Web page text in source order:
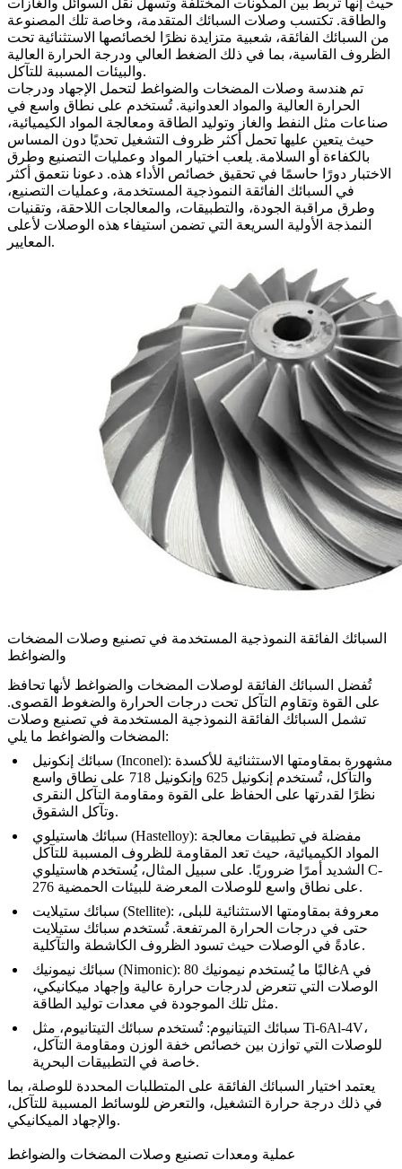
والطاقة. تكتسب وصلات السبائك المتقدمة، وخاصة تلك المصنوعة
من السبائك الفائقة، شعبية متزايدة نظرًا لخصائصها الاستثنائية تحت
الظروف القاسية، بما في ذلك الضغط العالي ودرجة الحرارة العالية
والبيئات المسببة للتآكل.
تم هندسة وصلات المضخات والضواغط لتحمل الإجهاد ودرجات
الحرارة العالية والمواد العدوانية. تُستخدم على نطاق واسع في
صناعات مثل النفط والغاز وتوليد الطاقة ومعالجة المواد الكيميائية،
حيث يتعين عليها تحمل أكثر ظروف التشغيل تحديًا دون المساس
بالكفاءة أو السلامة. يلعب اختيار المواد وعمليات التصنيع وطرق
الاختبار دورًا حاسمًا في تحقيق خصائص الأداء هذه. دعونا نتعمق أكثر
في السبائك الفائقة النموذجية المستخدمة، وعمليات التصنيع،
وطرق مراقبة الجودة، والتطبيقات، والمعالجات اللاحقة، وتقنيات
النمذجة الأولية السريعة التي تضمن استيفاء هذه الوصلات لأعلى
المعايير.
السبائك الفائقة النموذجية المستخدمة في تصنيع وصلات المضخات
والضواغط
تُفضل السبائك الفائقة لوصلات المضخات والضواغط لأنها تحافظ
على القوة وتقاوم التآكل تحت درجات الحرارة والضغوط القصوى.
تشمل السبائك الفائقة النموذجية المستخدمة في تصنيع وصلات
المضخات والضواغط ما يلي:
سبائك إنكونيل (Inconel):
والتآكل، تُستخدم إنكونيل 625 و إنكونيل 718
على نطاق واسع
نظرًا لقدرتها على الحفاظ على القوة ومقاومة التآكل النقرى
وتآكل الشقوق.
سبائك هاستيلوي (Hastelloy):
المواد الكيميائية، حيث تعد المقاومة للظروف المسببة للتآكل
الشديد أمرًا ضروريًا. على سبيل المثال، يُستخدم هاستيلوي C-
276
على نطاق واسع للوصلات المعرضة للبيئات الحمضية.
سبائك ستيلايت (Stellite):
حتى في درجات الحرارة المرتفعة. تُستخدم سبائك ستيلايت
عادةً في الوصلات حيث تسود الظروف الكاشطة والتآكلية.
سبائك نيمونيك (Nimonic): غالبًا ما يُستخدمنيمونيك 80A
الوصلات التي تتعرض لدرجات حرارة عالية وإجهاد ميكانيكي،
مثل تلك الموجودة في معدات توليد الطاقة.
سبائك التيتانيوم: Ti-6Al-4V،
للوصلات التي توازن بين خصائص خفة الوزن ومقاومة التآكل،
خاصة في التطبيقات البحرية.
يعتمد اختيار
السبائك الفائقة على المتطلبات المحددة للوصلة، بما
في ذلك درجة حرارة التشغيل، والتعرض للوسائط المسببة للتآكل،
والإجهاد الميكانيكي.
عملية ومعدات تصنيع وصلات المضخات والضواغط